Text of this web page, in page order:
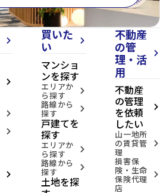
arrow_forward_ios
arrow_forward_ios
arrow_forward_ios
arrow_forward_ios
arrow_forward_ios
買いた
い
arrow_forward_ios
マンショ
ンを探す
エリアか
ら探す arrow_forward_ios
路線から
探す arrow_forward_ios
戸建てを
探す
エリアか
ら探す arrow_forward_ios
路線から
探す arrow_forward_ios
土地を探
不動産
の管
理・活
用
arrow_forward_ios
不動産
の管理
を依頼
したい
arrow_forward_ios
山一地所
の賃貸管
理
arrow_forward_ios
損害保
険・生命
保険代理
店
arrow_forward_ios